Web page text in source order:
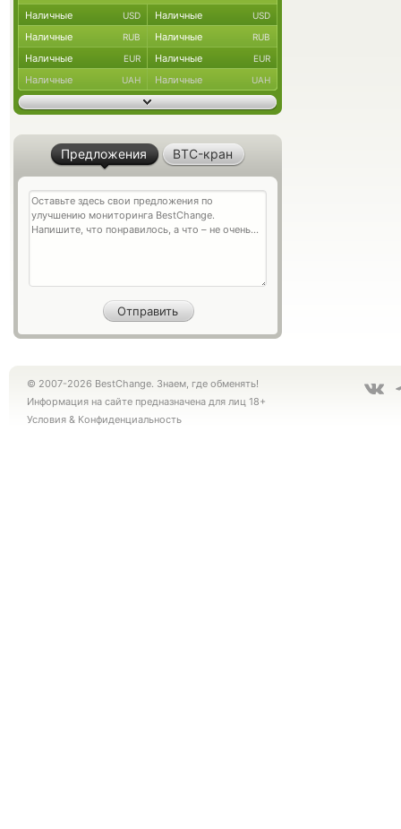
Наличные USD Наличные USD
Наличные RUB Наличные RUB
Наличные EUR Наличные EUR
Наличные UAH Наличные UAH
Предложения BTC-кран
© 2007-2026 BestChange. Знаем, где обменять!
Информация на сайте предназначена для лиц 18+
Условия & Конфиденциальность